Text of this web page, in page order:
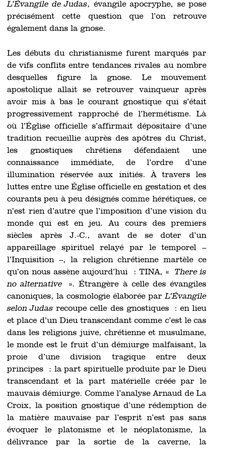
L’Évangile de Judas, évangile apocryphe, se pose
précisément cette question que l’on retrouve
également dans la gnose.
Les débuts du christianisme furent marqués par
de vifs conflits entre tendances rivales au nombre
desquelles figure la gnose. Le mouvement
apostolique allait se retrouver vainqueur après
avoir mis à bas le courant gnostique qui s’était
progressivement rapproché de l’hermétisme. Là
où l’Église officielle s’affirmait dépositaire d’une
tradition recueillie auprès des apôtres du Christ,
les gnostiques chrétiens défendaient une
connaissance immédiate, de l’ordre d’une
illumination réservée aux initiés. À travers les
luttes entre une Église officielle en gestation et des
courants peu à peu désignés comme hérétiques, ce
n’est rien d’autre que l’imposition d’une vision du
monde qui est en jeu. Au cours des premiers
siècles après J.-C., avant de se doter d’un
appareillage spirituel relayé par le temporel –
l’Inquisition –, la religion chrétienne martèle ce
qu’on nous assène aujourd’hui : TINA, « There is
no alternative ». Étrangère à celle des évangiles
canoniques, la cosmologie élaborée parL’Évangile
selon Judas recoupe celle des gnostiques : en lieu
et place d’un Dieu transcendant comme c’est le cas
dans les religions juive, chrétienne et musulmane,
le monde est le fruit d’un démiurge malfaisant, la
proie d’une division tragique entre deux
principes : la part spirituelle produite par le Dieu
transcendant et la part matérielle créée par le
mauvais démiurge. Comme l’analyse Arnaud de La
Croix, la position gnostique d’une rédemption de
la matière mauvaise par l’esprit n’est pas sans
évoquer le platonisme et le néoplatonisme, la
délivrance par la sortie de la caverne, la